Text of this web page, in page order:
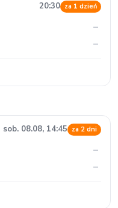
20:30 za 1 dzień
–
–
sob. 08.08, 14:45 za 2 dni
–
–